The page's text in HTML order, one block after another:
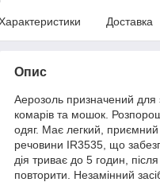
Доставка
Опис
Аерозоль призначений для
комарів та мошок.
одяг. Має легкий, приємний
речовини IR3535, що
дія триває до 5 годин,
повторити. Незамінний